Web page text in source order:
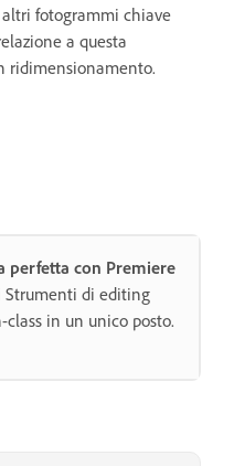
fotogrammi chiave
a questa
ridimensionamento.
perfetta con Premiere
Strumenti di editing
class in un unico posto.